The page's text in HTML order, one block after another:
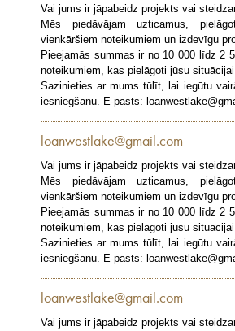
Vai jums ir jāpabeidz projekts vai
Mēs piedāvājam uzticamus,
vienkāršiem noteikumiem un izdevīgu
Pieejamās summas ir no 10 000 līdz 2
noteikumiem, kas pielāgoti jūsu
Sazinieties ar mums tūlīt, lai iegūtu
iesniegšanu. E-pasts:
loanwestlake@gmail.com
Vai jums ir jāpabeidz projekts vai
Mēs piedāvājam uzticamus,
vienkāršiem noteikumiem un izdevīgu
Pieejamās summas ir no 10 000 līdz 2
noteikumiem, kas pielāgoti jūsu
Sazinieties ar mums tūlīt, lai iegūtu
iesniegšanu. E-pasts:
loanwestlake@gmail.com
Vai jums ir jāpabeidz projekts vai